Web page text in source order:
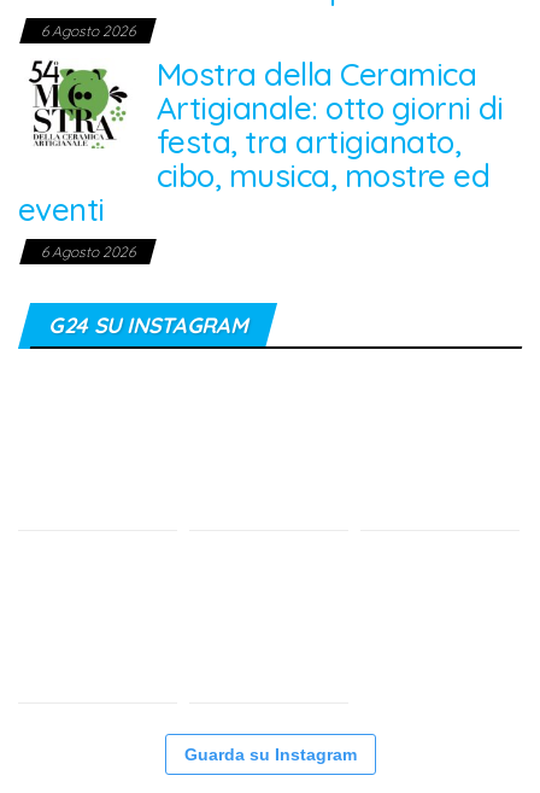
6 Agosto 2026
Mostra della Ceramica
Artigianale: otto giorni di
festa, tra artigianato,
cibo, musica, mostre ed
eventi
6 Agosto 2026
G24 SU INSTAGRAM
Guarda su Instagram